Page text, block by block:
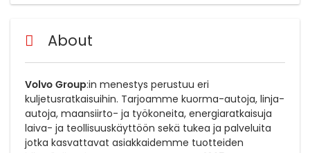
About
Volvo Group:in menestys perustuu eri
kuljetusratkaisuihin. Tarjoamme kuorma-autoja, linja-
autoja, maansiirto- ja työkoneita, energiaratkaisuja
laiva- ja teollisuuskäyttöön sekä tukea ja palveluita
jotka kasvattavat asiakkaidemme tuotteiden